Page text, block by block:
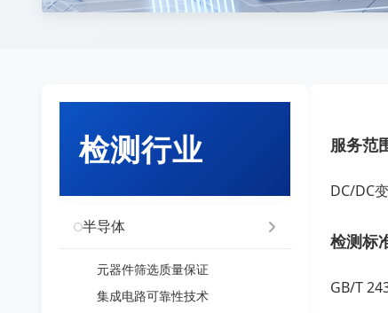
服务范
DC/DC
检测标
GB/T
检测行业
半导体
元器件筛选质量保证
集成电路可靠性技术